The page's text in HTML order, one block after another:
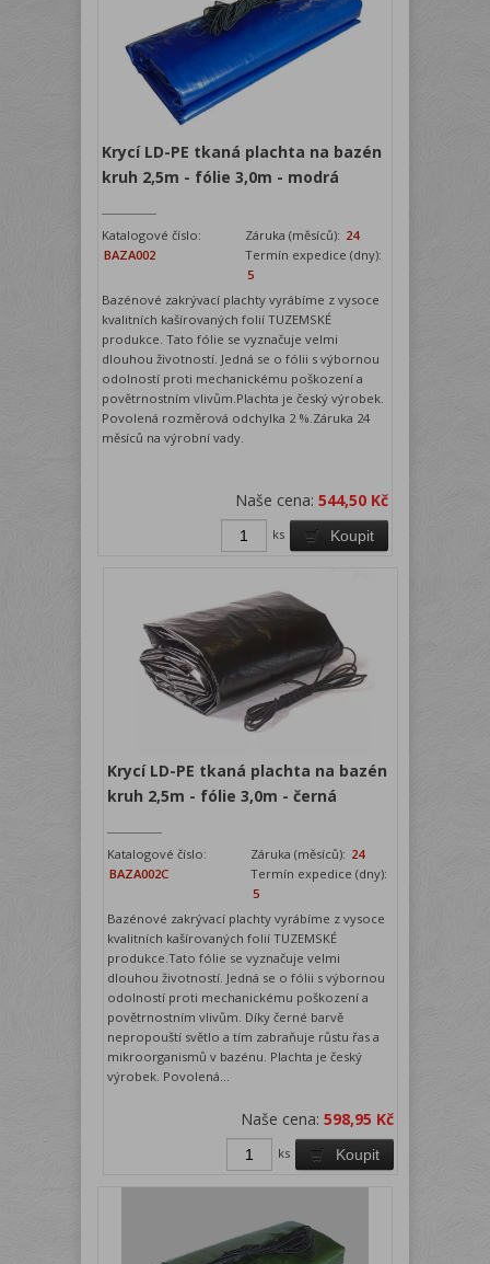
Krycí LD-PE tkaná plachta na bazén
kruh 2,5m - fólie 3,0m - modrá
Katalogové číslo:
BAZA002
Záruka (měsíců): 24
Termín expedice (dny):
5
Bazénové zakrývací plachty vyrábíme z vysoce
kvalitních kašírovaných folií TUZEMSKÉ
produkce. Tato fólie se vyznačuje velmi
dlouhou životností. Jedná se o fólii s výbornou
odolností proti mechanickému poškození a
povětrnostním vlivům.Plachta je český výrobek.
Povolená rozměrová odchylka 2 %.Záruka 24
měsíců na výrobní vady.
Naše cena: 544,50 Kč
Koupit
ks
Krycí LD-PE tkaná plachta na bazén
kruh 2,5m - fólie 3,0m - černá
Katalogové číslo:
BAZA002C
Záruka (měsíců): 24
Termín expedice (dny):
5
Bazénové zakrývací plachty vyrábíme z vysoce
kvalitních kašírovaných folií TUZEMSKÉ
produkce.Tato fólie se vyznačuje velmi
dlouhou životností. Jedná se o fólii s výbornou
odolností proti mechanickému poškození a
povětrnostním vlivům. Díky černé barvě
nepropouští světlo a tím zabraňuje růstu řas a
mikroorganismů v bazénu. Plachta je český
výrobek. Povolená...
Naše cena:598,95 Kč
Koupit
ks